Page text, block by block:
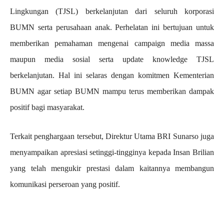
Lingkungan (TJSL) berkelanjutan dari seluruh korporasi
BUMN serta perusahaan anak. Perhelatan ini bertujuan untuk
memberikan pemahaman mengenai campaign media massa
maupun media sosial serta update knowledge TJSL
berkelanjutan. Hal ini selaras dengan komitmen Kementerian
BUMN agar setiap BUMN mampu terus memberikan dampak
positif bagi masyarakat.
Terkait penghargaan tersebut, Direktur Utama BRI Sunarso juga
menyampaikan apresiasi setinggi-tingginya kepada Insan Brilian
yang telah mengukir prestasi dalam kaitannya membangun
komunikasi perseroan yang positif.